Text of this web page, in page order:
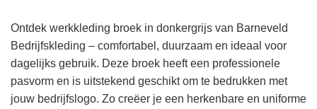
Ontdek werkkleding broek in donkergrijs van Barneveld
Bedrijfskleding – comfortabel, duurzaam en ideaal voor
dagelijks gebruik. Deze broek heeft een professionele
pasvorm en is uitstekend geschikt om te bedrukken met
jouw bedrijfslogo. Zo creëer je een herkenbare en uniforme